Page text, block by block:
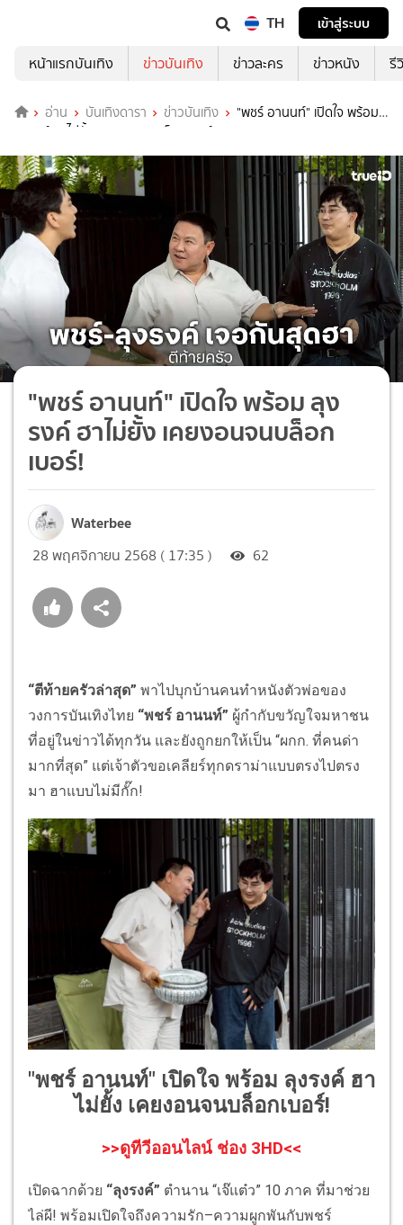
TH
เข้าสู่ระบบ
หน้าแรกบันเทิง
ข่าวบันเทิง ข่าวละคร ข่าวหนัง รี
อ่าน บันเทิงดารา ข่าวบันเทิง
"พชร์ อานนท์" เปิดใจ พร้อม
ลุงรงค์ ฮาไม่ยั้ง เคยงอนจนบล็อกเบอร์!
"พชร์ อานนท์" เปิดใจ พร้อม ลุง
รงค์ ฮาไม่ยั้ง เคยงอนจนบล็อก
เบอร์!
Waterbee
28 พฤศจิกายน 2568 ( 17:35 ) 62
“ตีท้ายครัวล่าสุด” พาไปบุกบ้านคนทำหนังตัวพ่อของ
วงการบันเทิงไทย “พชร์ อานนท์” ผู้กำกับขวัญใจมหาชน
ที่อยู่ในข่าวได้ทุกวัน และยังถูกยกให้เป็น “ผกก. ที่คนด่า
มากที่สุด” แต่เจ้าตัวขอเคลียร์ทุกดราม่าแบบตรงไปตรง
มา ฮาแบบไม่มีกั๊ก!
"พชร์ อานนท์" เปิดใจ พร้อม ลุงรงค์ ฮา
ไม่ยั้ง เคยงอนจนบล็อกเบอร์!
>>ดูทีวีออนไลน์ ช่อง 3HD<<
เปิดฉากด้วย “ลุงรงค์” ตำนาน “เจ๊แต๋ว” 10 ภาค ที่มาช่วย
ไล่ผี! พร้อมเปิดใจถึงความรัก–ความผูกพันกับพชร์